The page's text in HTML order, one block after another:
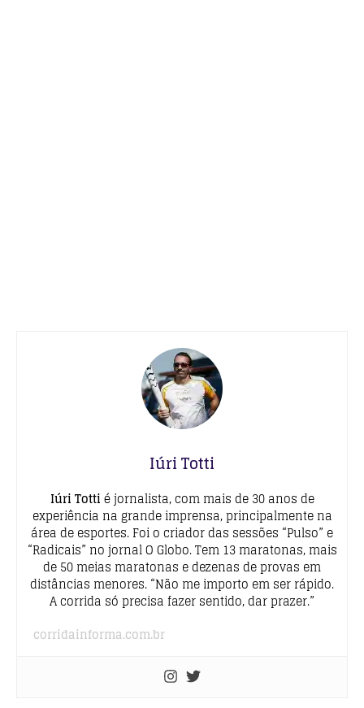
Iúri Totti
Iúri Totti é jornalista, com mais de 30 anos de
experiência na grande imprensa, principalmente na
área de esportes. Foi o criador das sessões “Pulso” e
“Radicais” no jornal O Globo. Tem 13 maratonas, mais
de 50 meias maratonas e dezenas de provas em
distâncias menores. “Não me importo em ser rápido.
A corrida só precisa fazer sentido, dar prazer.”
corridainforma.com.br